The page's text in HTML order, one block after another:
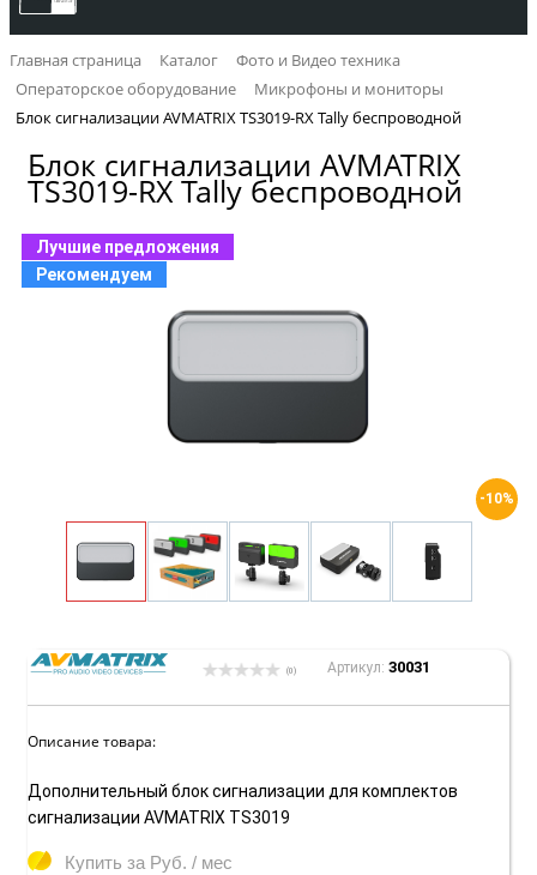
Главная страница Каталог
Фото и Видео техника
Операторское оборудование
Микрофоны и мониторы
Блок сигнализации AVMATRIX TS3019-RX Tally беспроводной
Блок сигнализации AVMATRIX
TS3019-RX Tally беспроводной
Лучшие предложения
Рекомендуем
-10%
(0) Артикул: 30031
Описание товара:
Дополнительный блок сигнализации для комплектов
сигнализации AVMATRIX TS3019
Купить за Руб. / мес